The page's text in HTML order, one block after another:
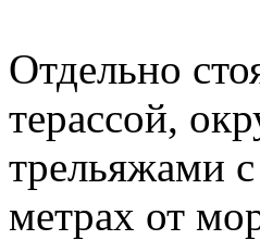
Отдельно
терассой,
трельяжами
метрах от